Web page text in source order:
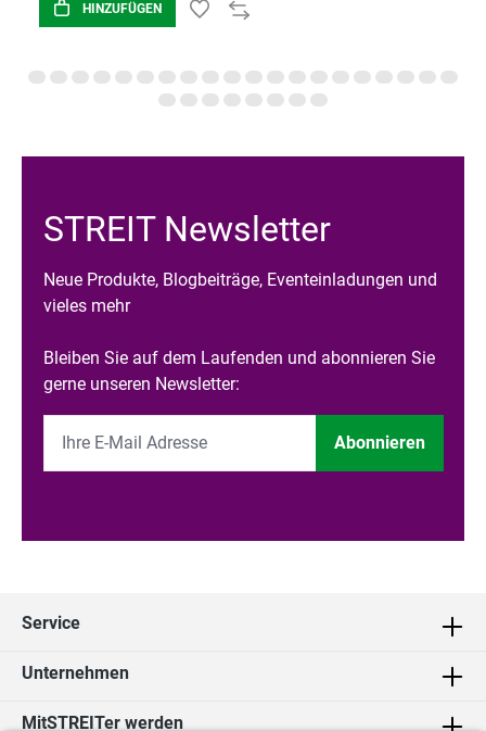
HINZUFÜGEN
STREIT Newsletter
Neue Produkte, Blogbeiträge, Eventeinladungen und
vieles mehr
Bleiben Sie auf dem Laufenden und abonnieren Sie
gerne unseren Newsletter:
Abonnieren
Service
Unternehmen
MitSTREITer werden